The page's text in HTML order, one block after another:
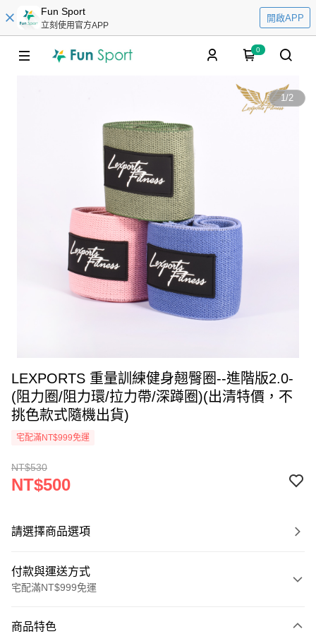
Fun Sport
立刻使用官方APP
開啟APP
0
1/2
LEXPORTS 重量訓練健身翹臀圈--進階版2.0-
(阻力圈/阻力環/拉力帶/深蹲圈)(出清特價，不
挑色款式隨機出貨)
宅配滿NT$999免運
NT$530
NT$500
請選擇商品選項
付款與運送方式
宅配滿NT$999免運
信用卡一次付款
商品特色